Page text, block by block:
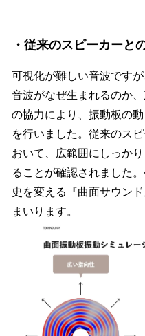
・従来のスピーカーと
可視化が難しい音波です
音波がなぜ生まれるのか
の協力により、振動板の
を行いました。従来のス
おいて、広範囲にしっか
ることが確認されました
史を変える『曲面サウン
まいります。